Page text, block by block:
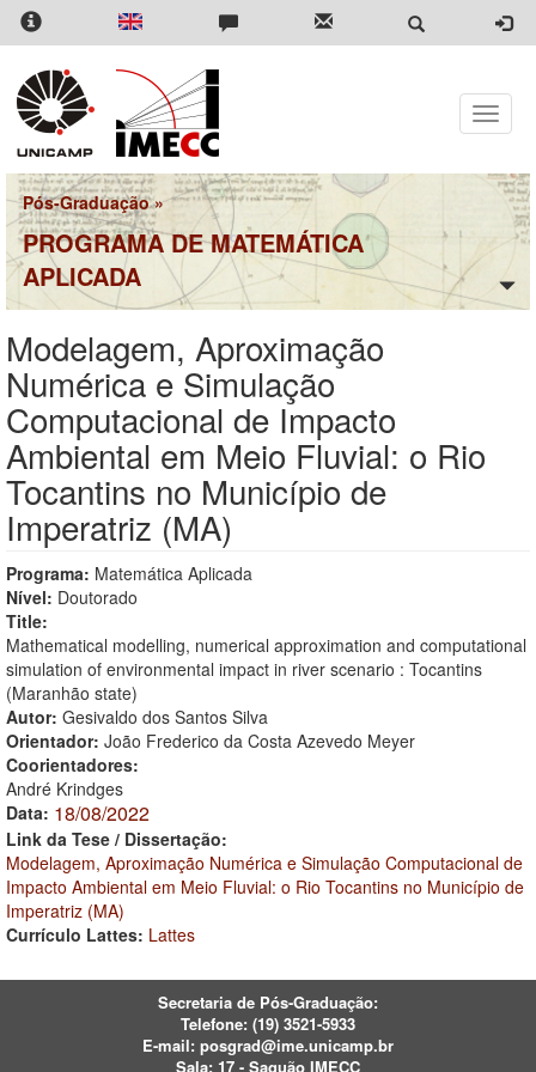
Pular
para
conteúdo
principal
Toggle
Pós-Graduação»
PROGRAMA DE MATEMÁTICA
APLICADA
Modelagem, Aproximação
Numérica e Simulação
Computacional de Impacto
Ambiental em Meio Fluvial: o Rio
Tocantins no Município de
Imperatriz (MA)
Programa: Matemática Aplicada
Nível: Doutorado
Title:
Mathematical modelling, numerical approximation and computational
simulation of environmental impact in river scenario : Tocantins
(Maranhão state)
Autor: Gesivaldo dos Santos Silva
Orientador: João Frederico da Costa Azevedo Meyer
Coorientadores:
André Krindges
Data: 18/08/2022
Link da Tese / Dissertação:
Modelagem, Aproximação Numérica e Simulação Computacional de
Impacto Ambiental em Meio Fluvial: o Rio Tocantins no Município de
Imperatriz (MA)
Currículo Lattes: Lattes
Secretaria de Pós-Graduação:
Telefone: (19) 3521-5933
E-mail: posgrad@ime.unicamp.br
Sala: 17 - Saguão IMECC